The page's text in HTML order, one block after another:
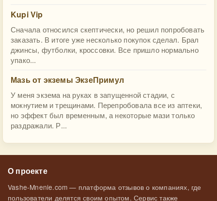
Kupi Vip
Сначала относился скептически, но решил попробовать
заказать. В итоге уже несколько покупок сделал. Брал
джинсы, футболки, кроссовки. Все пришло нормально
упако...
Мазь от экземы ЭкзеПримул
У меня экзема на руках в запущенной стадии, с
мокнутием и трещинами. Перепробовала все из аптеки,
но эффект был временным, а некоторые мази только
раздражали. Р...
О проекте
Vashe-Mnenie.com — платформа отзывов о компаниях, где
пользователи делятся своим опытом. Сервис также